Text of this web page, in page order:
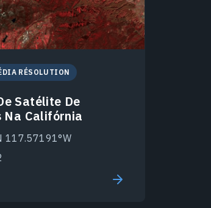
RÉSOLUTION
Satélite De
Na Califórnia
117.57191°W